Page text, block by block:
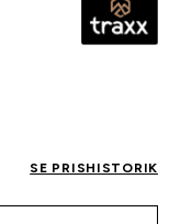
SE PRISHISTORIK